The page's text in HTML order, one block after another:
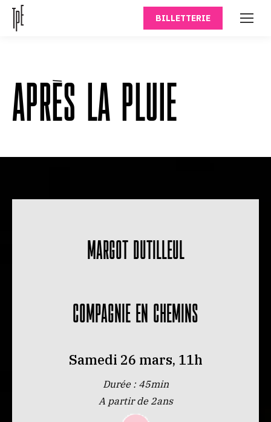
BILLETTERIE
APRÈS LA PLUIE
MARGOT DUTILLEUL
COMPAGNIE EN CHEMINS
Samedi 26 mars, 11h
Durée : 45min
A partir de 2ans